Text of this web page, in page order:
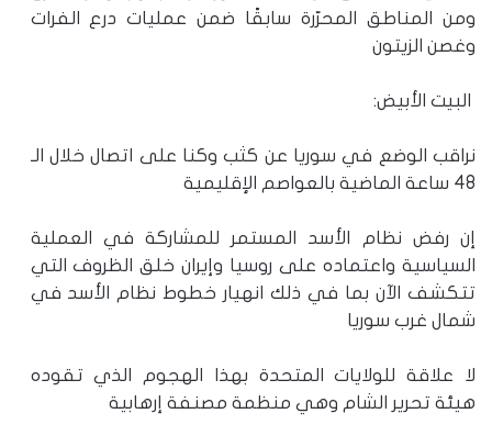
ومن المناطق المحرّرة سابقًا ضمن عمليات درع الفرات
وغصن الزيتون
البيت الأبيض:
نراقب الوضع في سوريا عن كثب وكنا على اتصال خلال الـ
48 ساعة الماضية بالعواصم الإقليمية
إن رفض نظام الأسد المستمر للمشاركة في العملية
السياسية واعتماده على روسيا وإيران خلق الظروف التي
تتكشف الآن بما في ذلك انهيار خطوط نظام الأسد في
شمال غرب سوريا
لا علاقة للولايات المتحدة بهذا الهجوم الذي تقوده
هيئة تحرير الشام وهي منظمة مصنفة إرهابية